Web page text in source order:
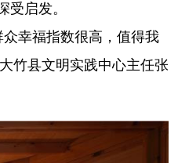
启发。
幸福指数很高，值得我
竹县文明实践中心主任张